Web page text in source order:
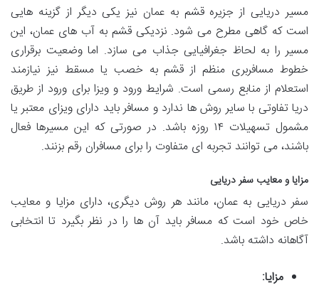
مسیر دریایی از جزیره قشم به عمان نیز یکی دیگر از گزینه هایی
است که گاهی مطرح می شود. نزدیکی قشم به آب های عمان، این
مسیر را به لحاظ جغرافیایی جذاب می سازد. اما وضعیت برقراری
خطوط مسافربری منظم از قشم به خصب یا مسقط نیز نیازمند
استعلام از منابع رسمی است. شرایط ورود و ویزا برای ورود از طریق
دریا تفاوتی با سایر روش ها ندارد و مسافر باید دارای ویزای معتبر یا
مشمول تسهیلات ۱۴ روزه باشد. در صورتی که این مسیرها فعال
باشند، می توانند تجربه ای متفاوت را برای مسافران رقم بزنند.
مزایا و معایب سفر دریایی
سفر دریایی به عمان، مانند هر روش دیگری، دارای مزایا و معایب
خاص خود است که مسافر باید آن ها را در نظر بگیرد تا انتخابی
آگاهانه داشته باشد.
مزایا: